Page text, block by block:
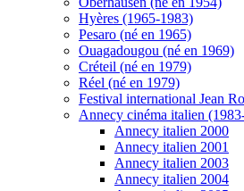
Hyères (1965-1983)
Pesaro (né en 1965)
Ouagadougou (né en 1969)
Créteil (né en 1979)
Réel (né en 1979)
Festival international Jean
Annecy cinéma italien
Annecy italien 2000
Annecy italien 2001
Annecy italien 2003
Annecy italien 2004